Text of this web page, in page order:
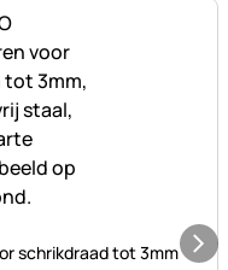
schrikdraad tot 3mm